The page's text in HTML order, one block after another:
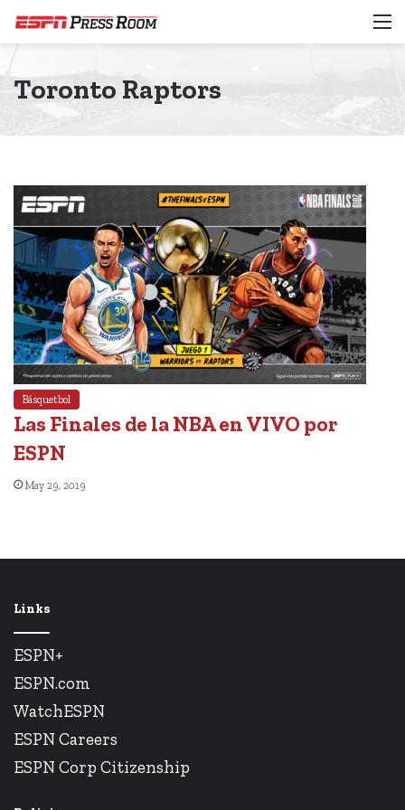
Toronto Raptors
Básquetbol
Las Finales de la NBA en VIVO por
ESPN
May 29, 2019
Links
ESPN+
ESPN.com
WatchESPN
ESPN Careers
ESPN Corp Citizenship